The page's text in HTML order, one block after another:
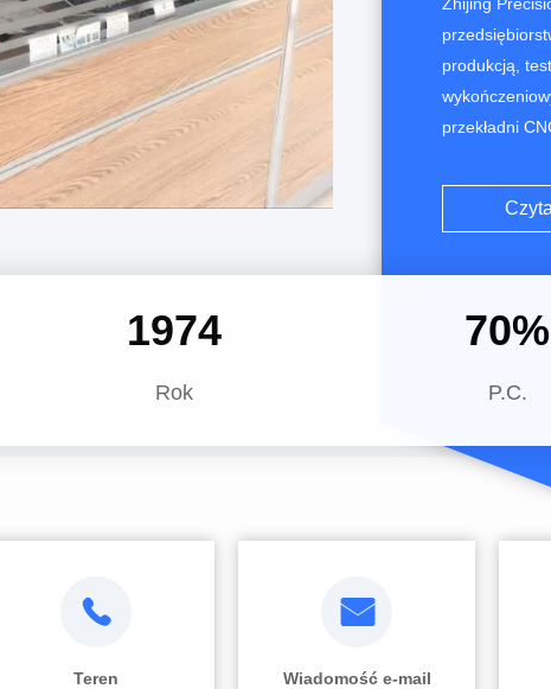
produkcją,
przekładni
tylko
dostarczyć
2015
Rok
70%
P.C.
Teren Wiadomość e-mail